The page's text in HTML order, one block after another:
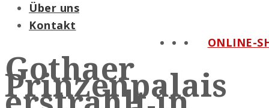
Über uns
Kontakt
ONLINE-
Gothaer
Prinzenpalais